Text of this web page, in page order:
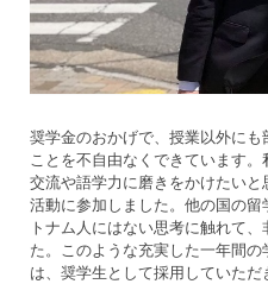
奨学金のおかげで、授業以外に
ことを不自由なくできています
交流や語学力に磨きをかけたい
活動に参加しました。他の国の
トナム人にはない思考に触れて
た。このような充実した一年間
は、奨学生として採用していた